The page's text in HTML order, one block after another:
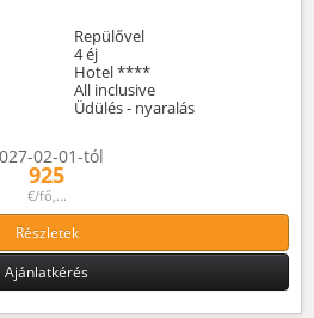
Repülővel
4 éj
Hotel ****
All inclusive
Üdülés - nyaralás
02-01-tól
925
€/fő,...
Részletek
Ajánlatkérés